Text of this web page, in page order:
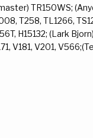
TR150WS;
T258, TL1266,
H15132; (Lark
V181, V201,